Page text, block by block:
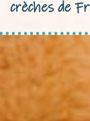
crèches de